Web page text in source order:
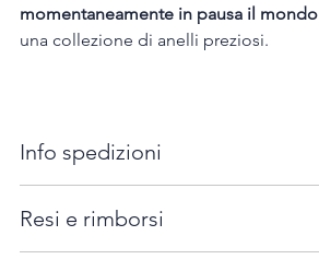
momentaneamente in pausa il mondo
una collezione di anelli preziosi.
Info spedizioni
Italia, con il costo aggiuntivo di 7,00
Per ordini superiori a 150 euro la
Resi e rimborsi